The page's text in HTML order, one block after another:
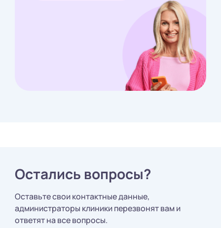
Остались вопросы?
Оставьте свои контактные данные,
администраторы клиники перезвонят вам и
ответят на все вопросы.